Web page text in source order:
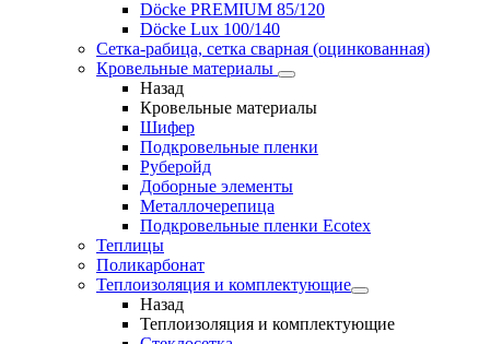
Döcke PREMIUM 85/120
Döсkе Luх 100/140
Сетка-рабица, сетка сварная (оцинкованная)
Кровельные материалы
Назад
Кровельные материалы
Шифер
Подкровельные пленки
Руберойд
Доборные элементы
Металлочерепица
Подкровельные пленки Ecotex
Теплицы
Поликарбонат
Теплоизоляция и комплектующие
Назад
Теплоизоляция и комплектующие